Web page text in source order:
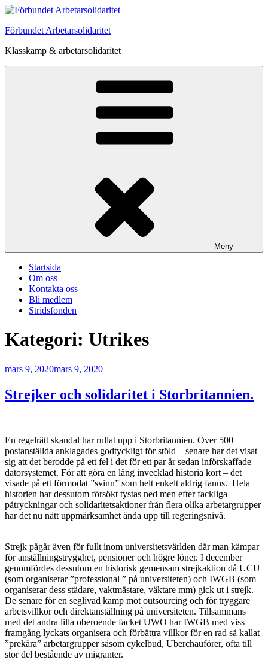
Hoppa
innehåll
Förbundet Arbetarsolidaritet
Klasskamp & arbetarsolidaritet
Meny
Startsida
Om oss
Kontakta oss
Bli medlem
Stridsfonden
Kategori: Utrikes
Publicerat
mars 9, 2020mars 9, 2020
Strejker och solidaritet i Storbritannien.
En regelrätt skandal har rullat upp i Storbritannien. Över 500
postanställda anklagades godtyckligt för stöld – senare har det visat
sig att det berodde på ett fel i det för ett par år sedan införskaffade
datorsystemet. För att göra en lång invecklad historia kort – det
visade på ett förmodat ”svinn” som helt enkelt aldrig fanns. Hela
historien har dessutom försökt tystas ned men efter fackliga
påtryckningar och solidaritetsaktioner från flera olika arbetargrupper
har det nu nått uppmärksamhet ända upp till regeringsnivå.
Strejk pågår även för fullt inom universitetsvärlden där man kämpar
för anställningstrygghet, pensioner och högre löner. I december
genomfördes dessutom en historisk gemensam strejkaktion då UCU
(som organiserar ”professional ” på universiteten) och IWGB (som
organiserar dess städare, vaktmästare, väktare mm) gick ut i strejk.
De senare för en seglivad kamp mot outsourcing och för tryggare
arbetsvillkor och direktanställning på universiteten. Tillsammans
med det andra lilla oberoende facket UWO har IWGB med viss
framgång lyckats organisera och förbättra villkor för en rad så kallat
”prekära” arbetargrupper såsom cykelbud, Uberchauförer, ofta till
stor del bestående av migranter.